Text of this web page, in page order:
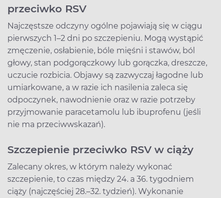
przeciwko RSV
Najczęstsze odczyny ogólne pojawiają się w ciągu
pierwszych 1–2 dni po szczepieniu. Mogą wystąpić
zmęczenie, osłabienie, bóle mięśni i stawów, ból
głowy, stan podgorączkowy lub gorączka, dreszcze,
uczucie rozbicia. Objawy są zazwyczaj łagodne lub
umiarkowane, a w razie ich nasilenia zaleca się
odpoczynek, nawodnienie oraz w razie potrzeby
przyjmowanie paracetamolu lub ibuprofenu (jeśli
nie ma przeciwwskazań).
Szczepienie przeciwko RSV w ciąży
Zalecany okres, w którym należy wykonać
szczepienie, to czas między 24. a 36. tygodniem
ciąży (najczęściej 28.–32. tydzień). Wykonanie